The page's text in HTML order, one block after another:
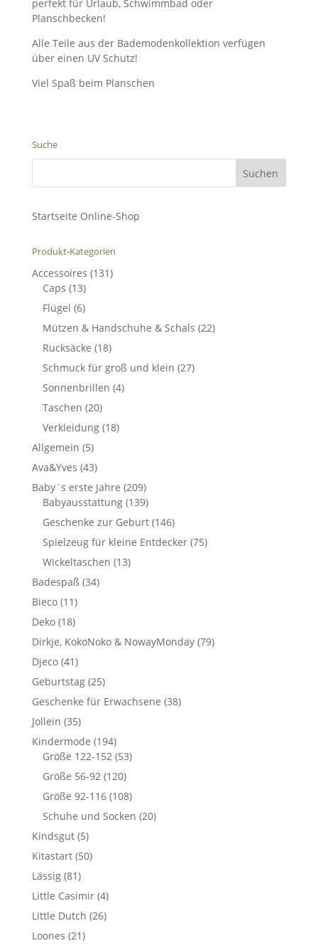
perfekt für Urlaub, Schwimmbad oder
Planschbecken!
Alle Teile aus der Bademodenkollektion verfügen
über einen UV Schutz!
Viel Spaß beim Planschen
Suche
Startseite Online-Shop
Produkt-Kategorien
Accessoires (131)
Caps (13)
Flügel (6)
Mützen & Handschuhe & Schals (22)
Rucksäcke (18)
Schmuck für groß und klein (27)
Sonnenbrillen (4)
Taschen (20)
Verkleidung (18)
Allgemein (5)
Ava&Yves (43)
Baby´s erste Jahre (209)
Babyausstattung (139)
Geschenke zur Geburt (146)
Spielzeug für kleine Entdecker (75)
Wickeltaschen (13)
Badespaß (34)
Bieco (11)
Deko (18)
Dirkje, KokoNoko & NowayMonday (79)
Djeco (41)
Geburtstag (25)
Geschenke für Erwachsene (38)
Jollein (35)
Kindermode (194)
Größe 122-152 (53)
Größe 56-92 (120)
Größe 92-116 (108)
Schuhe und Socken (20)
Kindsgut (5)
Kitastart (50)
Lässig (81)
Little Casimir (4)
Little Dutch (26)
Loones (21)